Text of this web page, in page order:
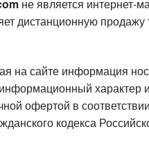
не является интернет-
дистанционную продажу
на сайте информация
характер
офертой в
кодекса